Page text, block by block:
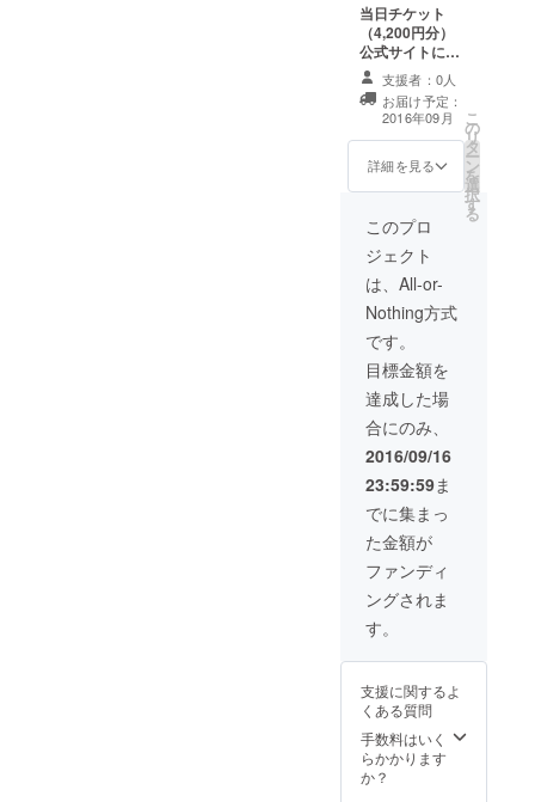
当日チケット
（4,200円分）
公式サイトに名
前掲載
Facebookペー
ジ写真掲載（希
望の写真＋コメ
ントをいただき
掲載します）
支援者：0人
お届け予定：
2016年09月
詳細を見る
こ
の
リ
タ
ー
ン
を
選
択
す
る
このプロ
ジェクト
は、All-or-
Nothing方式
です。
目標金額を
達成した場
合にのみ、
2016/09/16
23:59:59ま
でに集まっ
た金額が
ファンディ
ングされま
す。
支援に関するよ
くある質問
手数料はいく
らかかります
か？